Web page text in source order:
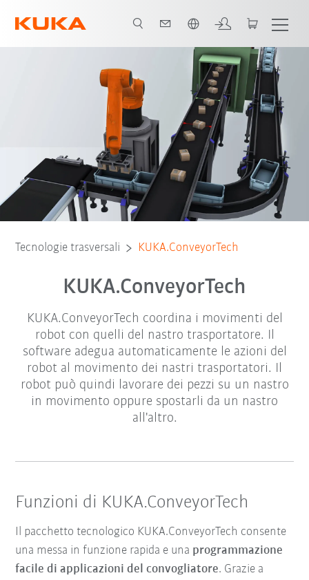
Tecnologie trasversali KUKA.ConveyorTech
KUKA.ConveyorTech
KUKA.ConveyorTech coordina i movimenti del
robot con quelli del nastro trasportatore. Il
software adegua automaticamente le azioni del
robot al movimento dei nastri trasportatori. Il
robot può quindi lavorare dei pezzi su un nastro
in movimento oppure spostarli da un nastro
all'altro.
Funzioni di KUKA.ConveyorTech
Il pacchetto tecnologico KUKA.ConveyorTech consente
una messa in funzione rapida e una programmazione
facile di applicazioni del convogliatore. Grazie a